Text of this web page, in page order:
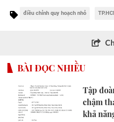
điều chỉnh quy hoạch nhỏ
BÀI ĐỌC NHIỀU
Tập
chậm
khả